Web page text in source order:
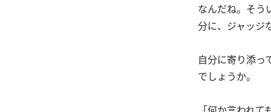
なんだね。そう
分に、ジャッジ
自分に寄り添っ
でしょうか。